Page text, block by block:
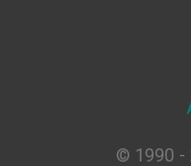
© 1990 -